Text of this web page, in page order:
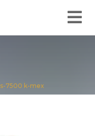
7500 k-mex